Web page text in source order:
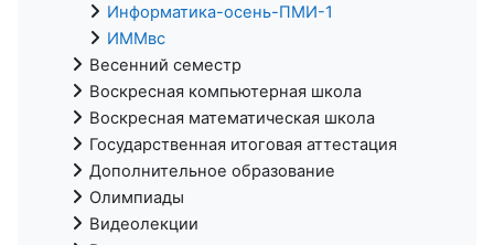
Информатика-осень-ПМИ-1
ИММвс
Весенний семестр
Воскресная компьютерная школа
Воскресная математическая школа
Государственная итоговая аттестация
Дополнительное образование
Олимпиады
Видеолекции